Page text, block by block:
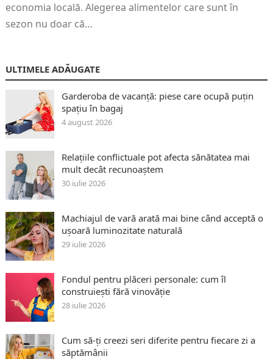
economia locală. Alegerea alimentelor care sunt în
sezon nu doar că…
ULTIMELE ADĂUGATE
Garderoba de vacanță: piese care ocupă puțin
spațiu în bagaj
4 august 2026
Relațiile conflictuale pot afecta sănătatea mai
mult decât recunoaștem
30 iulie 2026
Machiajul de vară arată mai bine când acceptă o
ușoară luminozitate naturală
29 iulie 2026
Fondul pentru plăceri personale: cum îl
construiești fără vinovăție
28 iulie 2026
Cum să-ți creezi seri diferite pentru fiecare zi a
săptămânii